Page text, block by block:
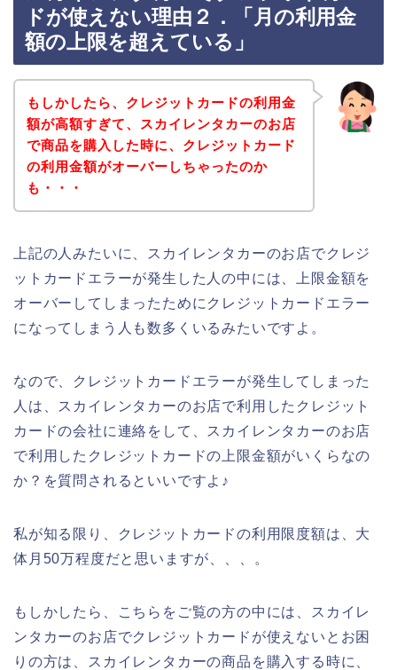
ドが使えない理由２．「月の利用金
額の上限を超えている」
もしかしたら、クレジットカードの利用金
額が高額すぎて、スカイレンタカーのお店
で商品を購入した時に、クレジットカード
の利用金額がオーバーしちゃったのか
も・・・
上記の人みたいに、スカイレンタカーのお店でクレジ
ットカードエラーが発生した人の中には、上限金額を
オーバーしてしまったためにクレジットカードエラー
になってしまう人も数多くいるみたいですよ。
なので、クレジットカードエラーが発生してしまった
人は、スカイレンタカーのお店で利用したクレジット
カードの会社に連絡をして、スカイレンタカーのお店
で利用したクレジットカードの上限金額がいくらなの
か？を質問されるといいですよ♪
私が知る限り、クレジットカードの利用限度額は、大
体月50万程度だと思いますが、、、。
もしかしたら、こちらをご覧の方の中には、スカイレ
ンタカーのお店でクレジットカードが使えないとお困
りの方は、スカイレンタカーの商品を購入する時に、